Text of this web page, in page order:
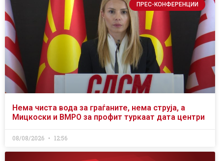
ПРЕС-КОНФЕРЕНЦИИ
Нема чиста вода за граѓаните, нема струја, а
Мицкоски и ВМРО за профит туркаат дата центри
08/08/2026 12:56